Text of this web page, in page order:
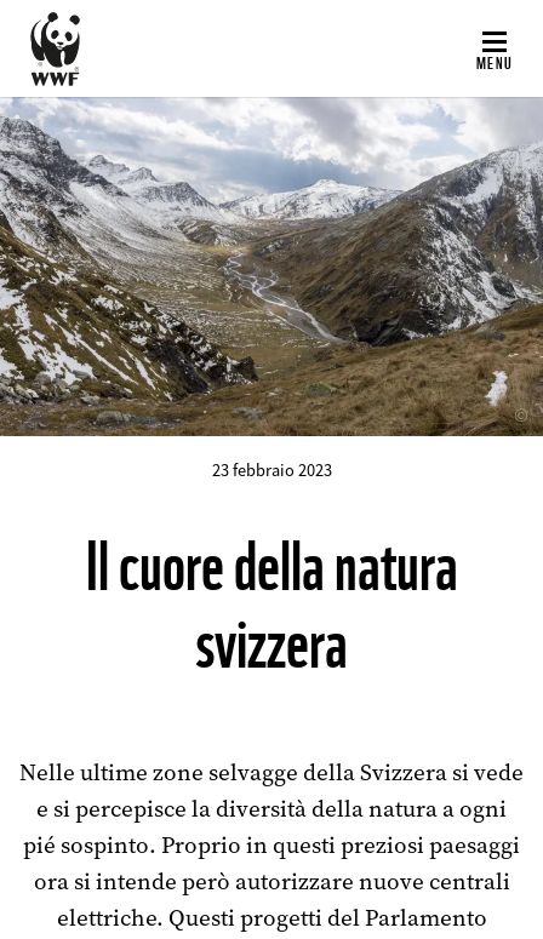
Salta
contenuto
principale
MENU
©
23 febbraio 2023
Il cuore della natura
svizzera
Nelle ultime zone selvagge della Svizzera si vede
e si percepisce la diversità della natura a ogni
pié sospinto. Proprio in questi preziosi paesaggi
ora si intende però autorizzare nuove centrali
elettriche. Questi progetti del Parlamento